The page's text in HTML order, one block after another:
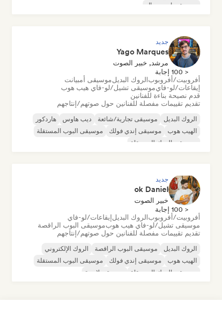
موسيقى إندستريال
جديد
Yago Marques
مرشد, خبير الصوت
< 100 إجابة
أفروبيت/أفروبوبالروك البديلموسيقى أمبيانت
إيقاعات/لو-فايموسيقى تشيل/لو-فاي هيب هوب
قدم نصيحة بناءة للفنانين
تقديم تقييمات مفصلة للفنانين حول صوتهم/إنتاجهم
الروك البديل موسيقى تجارية/شائعة ديب هاوس
هاردكور
الهيب هوب
موسيقى إندي فولك
موسيقى البوب المستقلة
موسيقى الروك المستقلة
جديد
ok Daniel
خبير الصوت
< 100 إجابة
أفروبيت/أفروبوبالروك البديلإيقاعات/لو-فاي
موسيقى تشيل/لو-فاي هيب هوبموسيقى البوب الراقصة
تقديم تقييمات مفصلة للفنانين حول صوتهم/إنتاجهم
الروك البديل موسيقى البوب الراقصة
الروك الإلكتروني
الهيب هوب
موسيقى إندي فولك
موسيقى البوب المستقلة
موسيقى الروك المستقلة
موسيقى لاتينية